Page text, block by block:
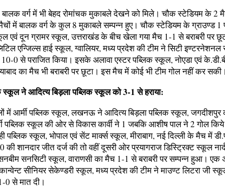
बालक वर्ग में भी बेहद रोमांचक मुकाबले देखने को मिले। चौक स्टेडियम के 2
में बालक वर्ग के कुल 8 मुकाबले सम्पन्न हुए। चौक स्टेडियम के ग्राउण्ड 1
एवं दून ग्रामर स्कूल, उत्तराखंड के बीच खेला गया मैच 1-1 से बराबरी पर
एन्जिल्स हाई स्कूल, ग्वालियर, मध्य प्रदेश की टीम ने सिटी
0 से पराजित किया। इसके अलावा एस्टर पब्लिक स्कूल, नोएडा एवं
का मैच भी बराबरी पर छूटा। इस मैच में कोई भी टीम गोल नहीं कर
स्कूल ने आदित्य बिड़ला पब्लिक स्कूल को 3-1 से हराया:
में आर्मी पब्लिक स्कूल, लखनऊ ने आदित्य बिड़ला पब्लिक स्कूल, जगदीशपुर
पब्लिक स्कूल की ओर से विकास कार्वी ने 1 जबकि आशीष पाल ने 2 गोल
पब्लिक स्कूल, भोपाल एवं सेंट मार्क्स स्कूल, मीराबाग, नई दिल्ली के मैच में
की शानदार जीत दर्ज की तो वहीं दूसरी ओर प्रयागराज डिस्ट्रिक्ट स्कूल
सनसिटी स्कूल, वाराणसी का मैच 1-1 से बराबरी पर सम्पन्न हुआ। एक
सीनियर सेकेण्डरी स्कूल, मध्य प्रदेश की टीम ने माउण्ट लिटरा जी
0 से मात दी।